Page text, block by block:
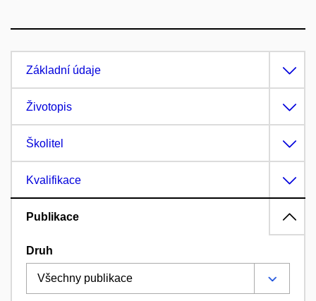
Základní údaje
Životopis
Školitel
Kvalifikace
Publikace
Druh